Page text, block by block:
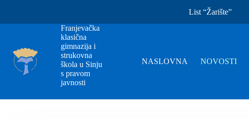
List “Žarište”
Franjevačka
klasična
gimnazija i
strukovna
škola u Sinju
s pravom
javnosti
NASLOVNA NOVOSTI